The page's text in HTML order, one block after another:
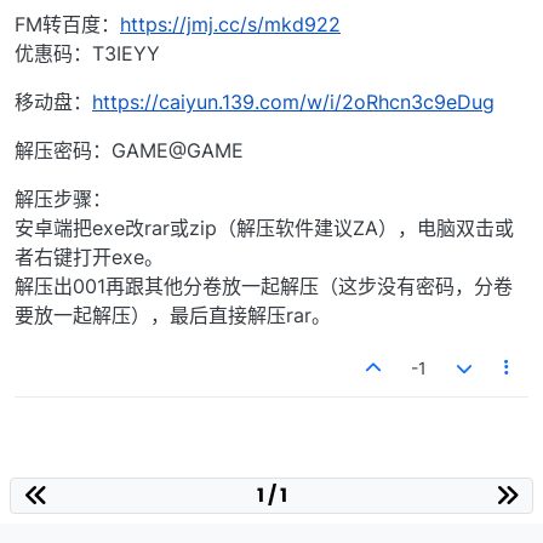
FM转百度： https://jmj.cc/s/mkd922
优惠码：T3IEYY
移动盘： https://caiyun.139.com/w/i/2oRhcn3c9eDug
解压密码：GAME@GAME
解压步骤：
安卓端把exe改rar或zip（解压软件建议ZA），电脑双击或
者右键打开exe。
解压出001再跟其他分卷放一起解压（这步没有密码，分卷
要放一起解压），最后直接解压rar。
-1
1 / 1